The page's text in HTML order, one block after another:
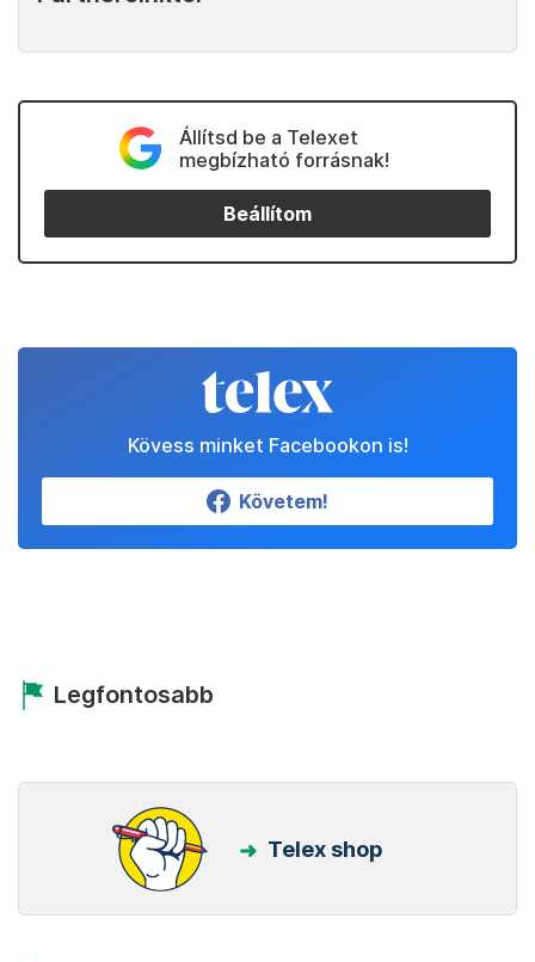
Állítsd be a Telexet
megbízható forrásnak!
Beállítom
Kövess minket Facebookon is!
Követem!
Legfontosabb
Telex shop